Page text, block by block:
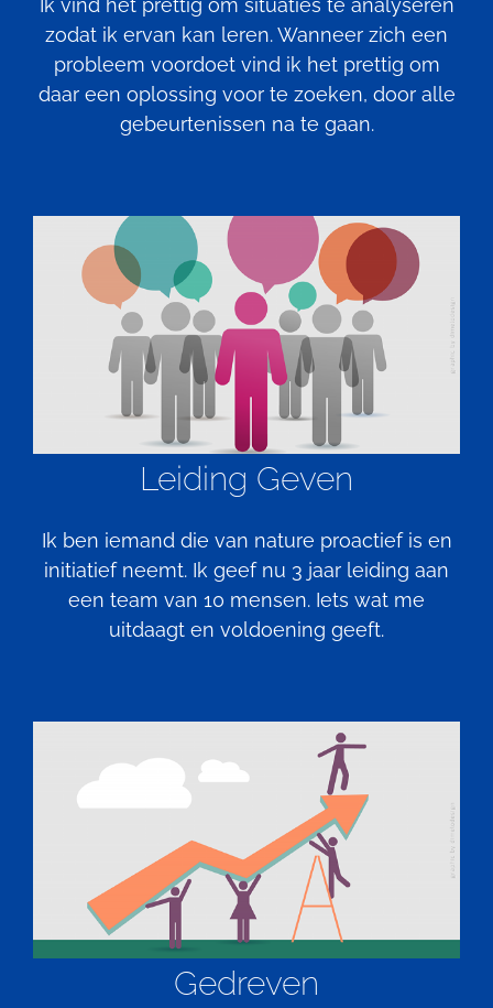
Ik vind het prettig om situaties te analyseren
zodat ik ervan kan leren. Wanneer zich een
probleem voordoet vind ik het prettig om
daar een oplossing voor te zoeken, door alle
gebeurtenissen na te gaan.
Leiding Geven
Ik ben iemand die van nature proactief is en
initiatief neemt. Ik geef nu 3 jaar leiding aan
een team van 10 mensen. Iets wat me
uitdaagt en voldoening geeft.
Gedreven